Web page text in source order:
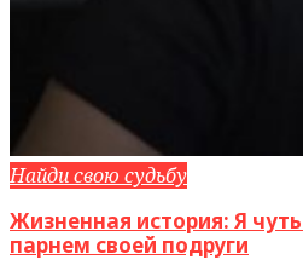
Найди свою судьбу
Жизненная история: Я
парнем своей подруги